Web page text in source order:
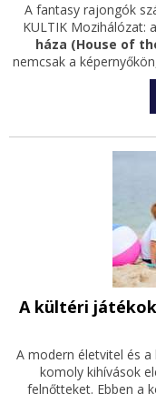
A fantasy rajongók
KULTIK Mozihálózat:
háza (House of
nemcsak a
A kültéri játékok
A modern életvitel és
komoly kihívások
felnőtteket. Ebben a